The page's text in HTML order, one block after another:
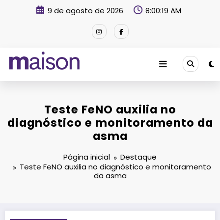
9 de agosto de 2026 8:00:20 AM
Revista Maison
Teste FeNO auxilia no
diagnóstico e monitoramento da
asma
Página inicial
Destaque
Teste FeNO auxilia no diagnóstico e monitoramento
da asma